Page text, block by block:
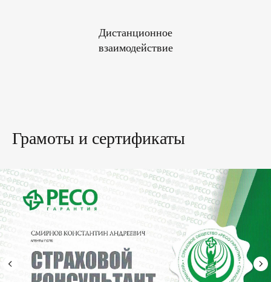
Дистанционное
взаимодействие
Грамоты и сертификаты